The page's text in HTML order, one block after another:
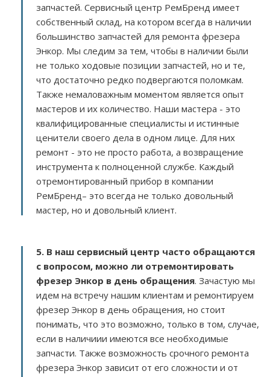
запчастей. Сервисный центр РемБренд имеет
собственный склад, на котором всегда в наличии
большинство запчастей для ремонта фрезера
Энкор. Мы следим за тем, чтобы в наличии были
не только ходовые позиции запчастей, но и те,
что достаточно редко подвергаются поломкам.
Также немаловажным моментом является опыт
мастеров и их количество. Наши мастера - это
квалифицированные специалисты и истинные
ценители своего дела в одном лице. Для них
ремонт - это не просто работа, а возвращение
инструмента к полноценной службе. Каждый
отремонтированный прибор в компании
РемБренд– это всегда не только довольный
мастер, но и довольный клиент.
5. В наш сервисный центр часто обращаются
с вопросом, можно ли отремонтировать
фрезер Энкор в день обращения. Зачастую мы
идем на встречу нашим клиентам и ремонтируем
фрезер Энкор в день обращения, но стоит
понимать, что это возможно, только в том, случае,
если в наличиии имеются все необходимые
запчасти. Также возможность срочного ремонта
фрезера Энкор зависит от его сложности и от